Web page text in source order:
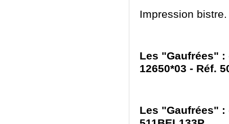
Impression bistre.
Les "Gaufrées"
12650*03 - Réf.
Les "Gaufrées"